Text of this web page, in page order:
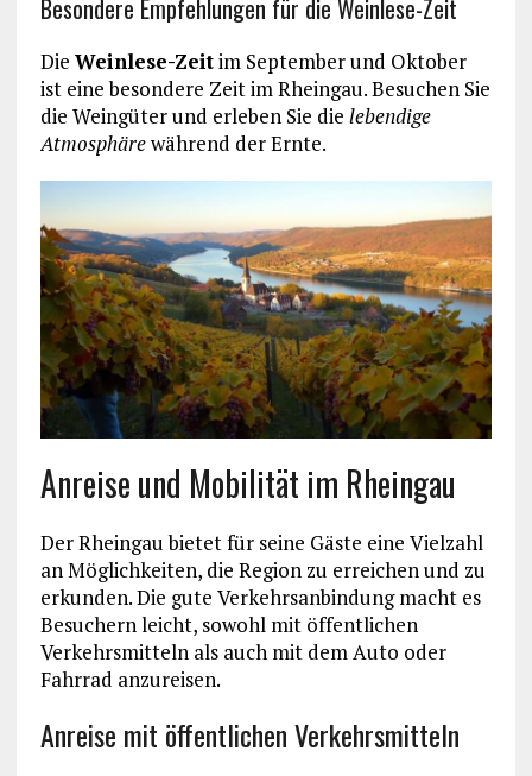
Besondere Empfehlungen für die Weinlese-Zeit
Die Weinlese-Zeitim September und Oktober
ist eine besondere Zeit im Rheingau. Besuchen Sie
die Weingüter und erleben Sie die lebendige
Atmosphärewährend der Ernte.
Anreise und Mobilität im Rheingau
Der Rheingau bietet für seine Gäste eine Vielzahl
an Möglichkeiten, die Region zu erreichen und zu
erkunden. Die gute Verkehrsanbindung macht es
Besuchern leicht, sowohl mit öffentlichen
Verkehrsmitteln als auch mit dem Auto oder
Fahrrad anzureisen.
Anreise mit öffentlichen Verkehrsmitteln